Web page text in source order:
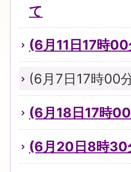
て
(6月11日17時
(6月7日17時00
(6月18日17時
(6月20日8時30